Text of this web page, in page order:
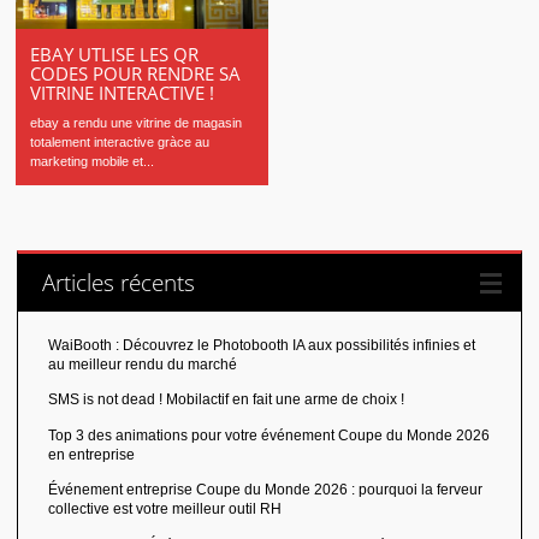
EBAY UTLISE LES QR
CODES POUR RENDRE SA
VITRINE INTERACTIVE !
ebay a rendu une vitrine de magasin
totalement interactive gràce au
marketing mobile et...
Articles récents
WaiBooth : Découvrez le Photobooth IA aux possibilités infinies et
au meilleur rendu du marché
SMS is not dead ! Mobilactif en fait une arme de choix !
Top 3 des animations pour votre événement Coupe du Monde 2026
en entreprise
Événement entreprise Coupe du Monde 2026 : pourquoi la ferveur
collective est votre meilleur outil RH